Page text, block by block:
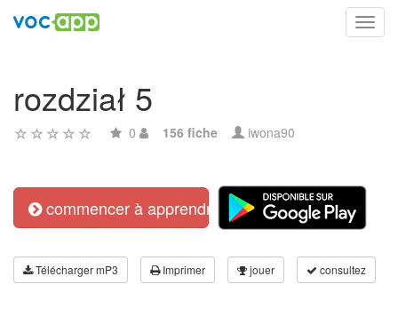
rozdział 5
0 156 fiche iwona90
commencer à apprendre
Télécharger mP3 Imprimer jouer consultez